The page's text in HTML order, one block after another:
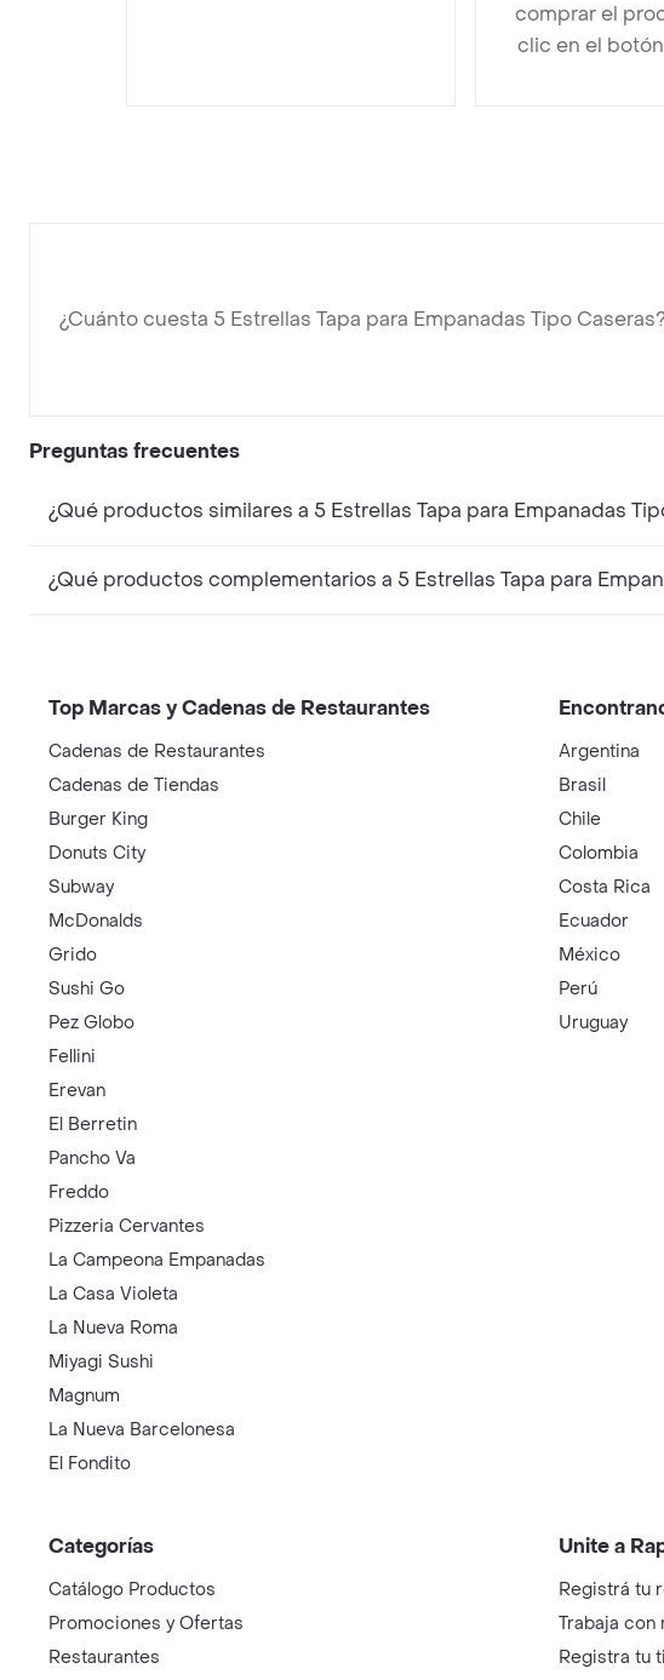
comprar el
clic en el botón
¿Cuánto cuesta 5 Estrellas Tapa para Empanadas Tipo
Preguntas frecuentes
¿Qué productos similares a 5 Estrellas Tapa para Empanadas
¿Qué productos complementarios a 5 Estrellas Tapa para
Top Marcas y Cadenas de Restaurantes
Cadenas de Restaurantes
Cadenas de Tiendas
Burger King
Donuts City
Subway
McDonalds
Grido
Sushi Go
Pez Globo
Fellini
Erevan
El Berretin
Pancho Va
Freddo
Pizzeria Cervantes
La Campeona Empanadas
La Casa Violeta
La Nueva Roma
Miyagi Sushi
Magnum
La Nueva Barcelonesa
El Fondito
Argentina
Brasil
Chile
Colombia
Costa Rica
Ecuador
México
Perú
Uruguay
Categorías
Catálogo Productos
Promociones y Ofertas
Restaurantes
Unite a
Registrá tu
Trabaja con
Registra tu